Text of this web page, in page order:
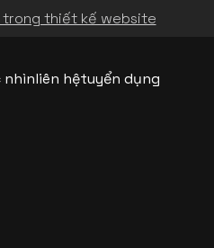
trong thiết kế website
nhìnliên hệtuyển dụng